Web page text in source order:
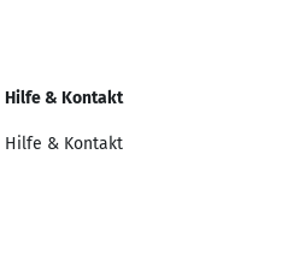
Hilfe & Kontakt
Hilfe & Kontakt